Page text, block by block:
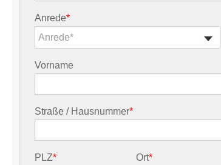
Anrede*
Anrede*
Vorname
Straße / Hausnummer*
PLZ* Ort*